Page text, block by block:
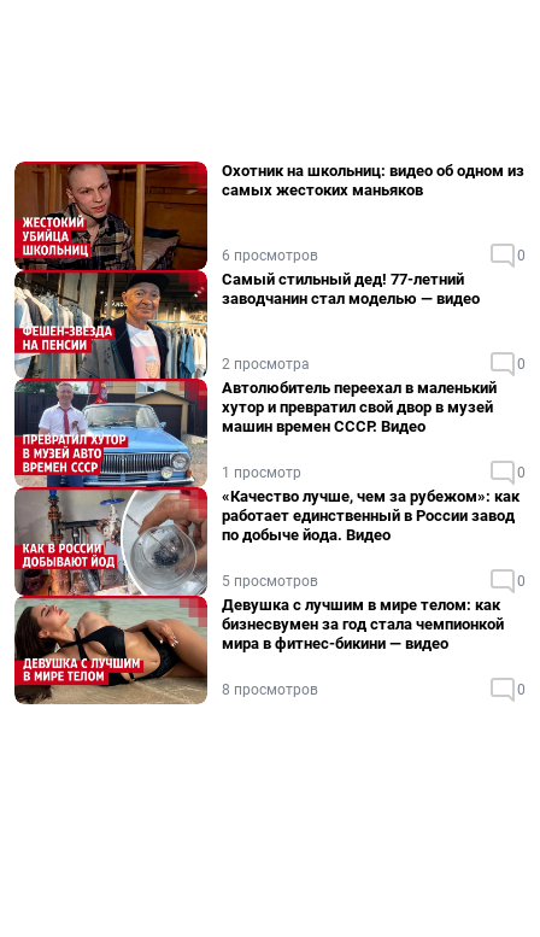
Охотник на школьниц: видео об одном из
самых жестоких маньяков
6 просмотров 0
Самый стильный дед! 77-летний
заводчанин стал моделью — видео
2 просмотра 0
Автолюбитель переехал в маленький
хутор и превратил свой двор в музей
машин времен СССР. Видео
1 просмотр 0
«Качество лучше, чем за рубежом»: как
работает единственный в России завод
по добыче йода. Видео
5 просмотров 0
Девушка с лучшим в мире телом: как
бизнесвумен за год стала чемпионкой
мира в фитнес-бикини — видео
8 просмотров 0